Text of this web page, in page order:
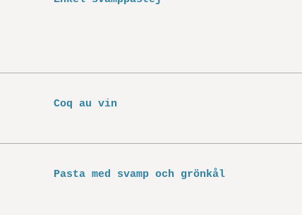
Coq au vin
Pasta med svamp och grönkål